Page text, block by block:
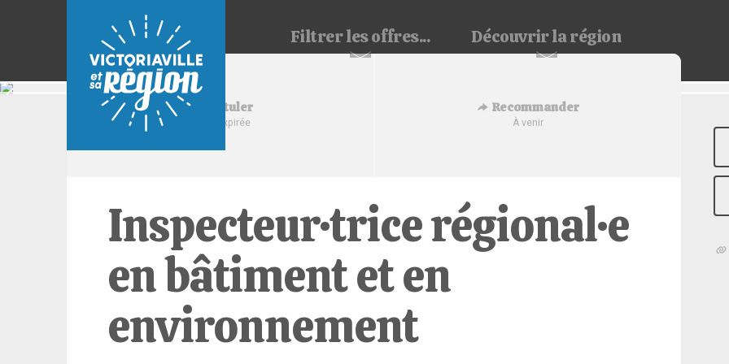
Filtrerles offres... Découvrirla région
Postuler
Offre expirée
Recommander
À venir
Inspecteur·trice régional·e
en bâtiment et en
environnement